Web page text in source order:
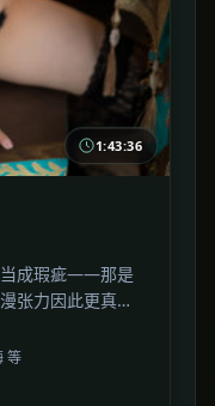
1:43:36
当成瑕疵——那是
张力因此更真
等